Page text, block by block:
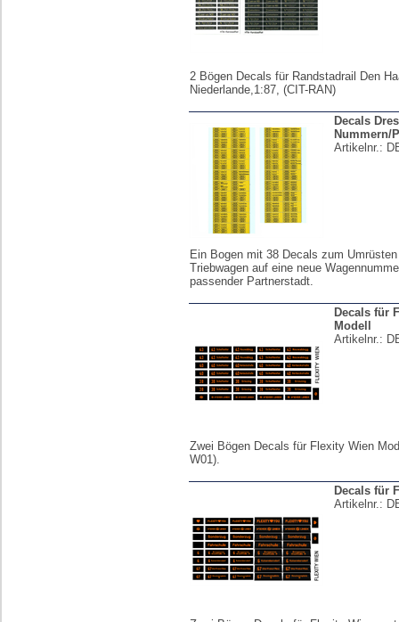
2 Bögen Decals für Randstadrail Den
Niederlande,1:87, (CIT-RAN)
Decals
Nummern/
Artikelnr.:
Ein Bogen mit 38 Decals zum
Triebwagen auf eine neue
passender Partnerstadt.
Decals für
Modell
Artikelnr.:
Zwei Bögen Decals für Flexity Wien
W01).
Decals für
Artikelnr.: